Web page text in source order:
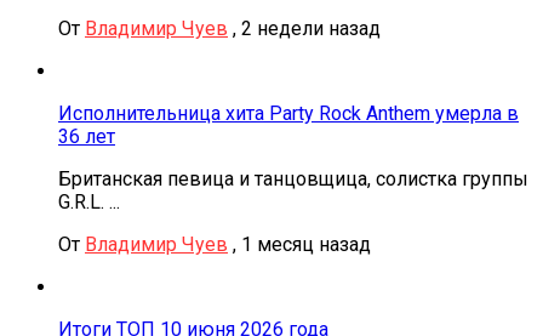
От Владимир Чуев , 2 недели назад
Исполнительница хита Party Rock Anthem умерла в
36 лет
Британская певица и танцовщица, солистка группы
G.R.L. ...
От Владимир Чуев , 1 месяц назад
Итоги ТОП 10 июня 2026 года